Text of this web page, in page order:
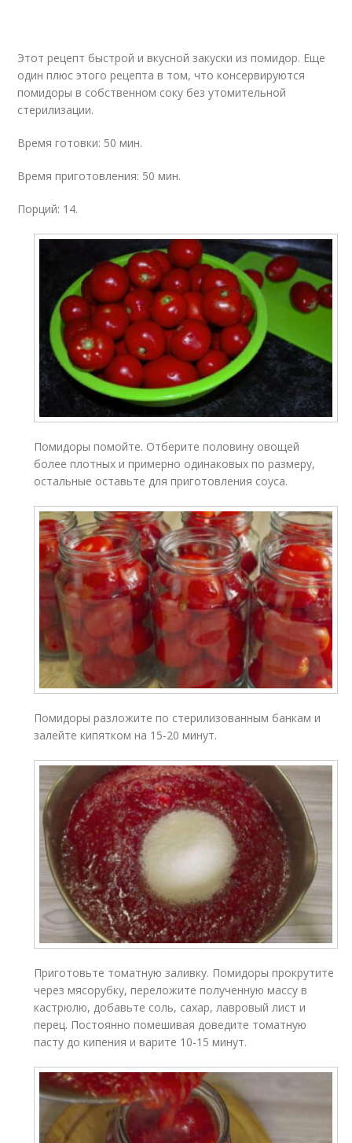
Этот рецепт быстрой и вкусной закуски из помидор. Еще
один плюс этого рецепта в том, что консервируются
помидоры в собственном соку без утомительной
стерилизации.
Время готовки: 50 мин.
Время приготовления: 50 мин.
Порций: 14.
Помидоры помойте. Отберите половину овощей
более плотных и примерно одинаковых по размеру,
остальные оставьте для приготовления соуса.
Помидоры разложите по стерилизованным банкам и
залейте кипятком на 15-20 минут.
Приготовьте томатную заливку. Помидоры прокрутите
через мясорубку, переложите полученную массу в
кастрюлю, добавьте соль, сахар, лавровый лист и
перец. Постоянно помешивая доведите томатную
пасту до кипения и варите 10-15 минут.